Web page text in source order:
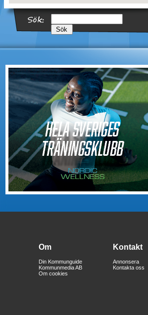
Om
Din Kommunguide
Kommunmedia AB
Om cookies
Kontakt
Annonsera
Kontakta oss